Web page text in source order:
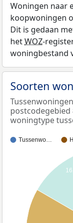
Woningen naar
koopwoningen
Dit is gedaan
hetWOZ-
woningbestand
Soorten
postcodegebied
woningtype
Tussenwo…